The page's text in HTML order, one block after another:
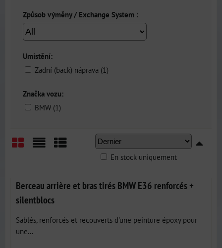
Způsob výměny / Exchange System :
Umístění:
Zadní (back) náprava (1)
Značka vozu:
BMW (1)
En stock uniquement
Berceau arrière et bras tirés BMW E36 renforcés +
silentblocs
Sablés, renforcés et recouverts d'une peinture époxy pour
une...